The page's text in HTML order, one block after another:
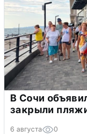
В Сочи
закрыли
6 августа 0